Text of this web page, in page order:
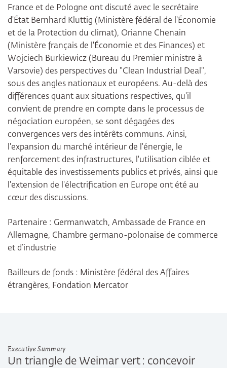
France et de Pologne ont discuté avec le secrétaire
d'État Bernhard Kluttig (Ministère fédéral de l'Économie
et de la Protection du climat), Orianne Chenain
(Ministère français de l'Économie et des Finances) et
Wojciech Burkiewicz (Bureau du Premier ministre à
Varsovie) des perspectives du "Clean Industrial Deal",
sous des angles nationaux et européens. Au-delà des
différences quant aux situations respectives, qu'il
convient de prendre en compte dans le processus de
négociation européen, se sont dégagées des
convergences vers des intérêts communs. Ainsi,
l'expansion du marché intérieur de l'énergie, le
renforcement des infrastructures, l'utilisation ciblée et
équitable des investissements publics et privés, ainsi que
l'extension de l'électrification en Europe ont été au
cœur des discussions.
Partenaire : Germanwatch, Ambassade de France en
Allemagne, Chambre germano-polonaise de commerce
et d’industrie
Bailleurs de fonds : Ministère fédéral des Affaires
étrangères, Fondation Mercator
Executive Summary
Un triangle de Weimar vert : concevoir